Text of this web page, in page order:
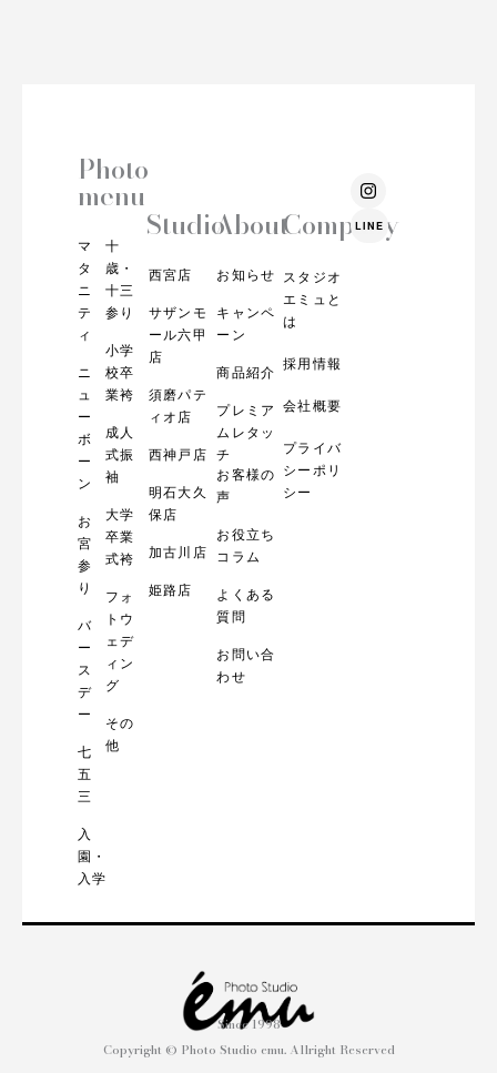
Photo
menu
マ
タ
ニ
テ
ィ
ニ
ュ
ー
ボ
ー
ン
お
宮
参
り
バ
ー
ス
デ
ー
七
五
三
入
園・
入学
十
歳・
十三
参り
小学
校卒
業袴
成人
式振
袖
大学
卒業
式袴
フォ
トウ
ェデ
ィン
グ
その
他
Studio
西宮店
サザンモ
ール六甲
店
須磨パテ
ィオ店
西神戸店
明石大久
保店
加古川店
姫路店
About
お知らせ
キャンペ
ーン
商品紹介
プレミア
ムレタッ
チ
お客様の
声
お役立ち
コラム
よくある
質問
お問い合
わせ
Company
スタジオ
エミュと
は
採用情報
会社概要
プライバ
シーポリ
シー
I
n
s
t
LINE
Since 1998
Copyright © Photo Studio emu. Allright Reserved